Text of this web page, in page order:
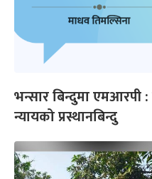
भन्सार बिन्दुमा एमआरपी
न्यायको प्रस्थानबिन्दु